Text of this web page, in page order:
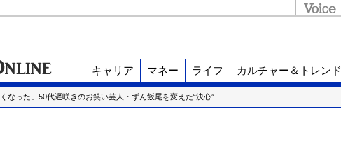
キャリア マネー ライフ カルチャー＆トレンド
なった」50代遅咲きのお笑い芸人・ずん飯尾を変えた“決心”